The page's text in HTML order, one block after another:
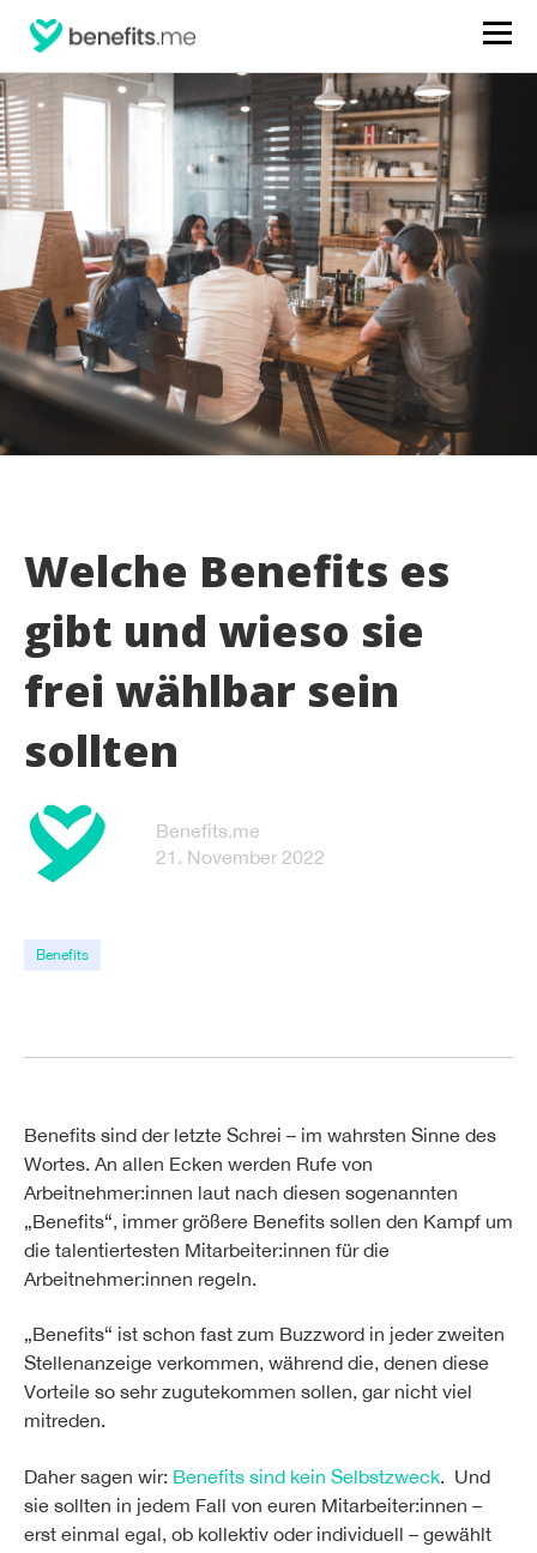
Welche Benefits es
gibt und wieso sie
frei wählbar sein
sollten
Benefits.me
21. November 2022
Benefits
Benefits sind der letzte Schrei – im wahrsten Sinne des
Wortes. An allen Ecken werden Rufe von
Arbeitnehmer:innen laut nach diesen sogenannten
„Benefits“, immer größere Benefits sollen den Kampf um
die talentiertesten Mitarbeiter:innen für die
Arbeitnehmer:innen regeln.
„Benefits“ ist schon fast zum Buzzword in jeder zweiten
Stellenanzeige verkommen, während die, denen diese
Vorteile so sehr zugutekommen sollen, gar nicht viel
mitreden.
Daher sagen wir: Benefits sind kein Selbstzweck. Und
sie sollten in jedem Fall von euren Mitarbeiter:innen –
erst einmal egal, ob kollektiv oder individuell – gewählt